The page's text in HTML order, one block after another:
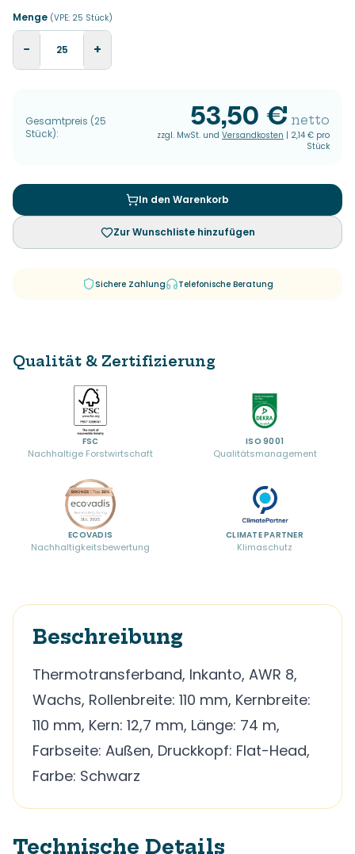
Menge (VPE: 25 Stück)
− +
Gesamtpreis (25
Stück):
53,50 € netto
zzgl. MwSt. und Versandkosten | 2,14 € pro
Stück
In den Warenkorb
Zur Wunschliste hinzufügen
Sichere Zahlung Telefonische Beratung
Qualität & Zertifizierung
FSC
Nachhaltige Forstwirtschaft
ISO 9001
Qualitätsmanagement
ECOVADIS
Nachhaltigkeitsbewertung
CLIMATE PARTNER
Klimaschutz
Beschreibung
Thermotransferband, Inkanto, AWR 8,
Wachs, Rollenbreite: 110 mm, Kernbreite:
110 mm, Kern: 12,7 mm, Länge: 74 m,
Farbseite: Außen, Druckkopf: Flat-Head,
Farbe: Schwarz
Technische Details